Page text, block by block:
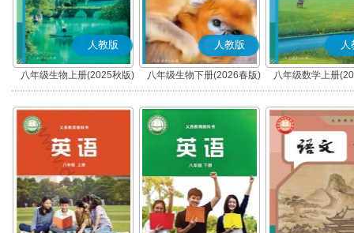
人教版
八年级生物上册(2025秋版)
人教版
八年级生物下册(2026春版)
人
八年级数学上册